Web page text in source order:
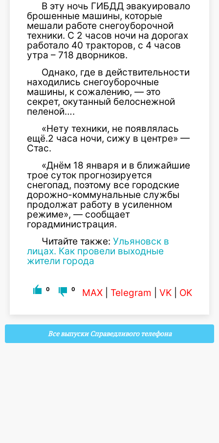
В эту ночь ГИБДД эвакуировало
брошенные машины, которые
мешали работе снегоуборочной
техники. С 2 часов ночи на дорогах
работало 40 тракторов, с 4 часов
утра – 718 дворников.
Однако, где в действительности
находились снегоуборочные
машины, к сожалению, — это
секрет, окутанный белоснежной
пеленой….
«Нету техники, не появлялась
ещё.2 часа ночи, сижу в центре» —
Стас.
«Днём 18 января и в ближайшие
трое суток прогнозируется
снегопад, поэтому все городские
дорожно-коммунальные службы
продолжат работу в усиленном
режиме», — сообщает
горадминистрация.
Читайте также: Ульяновск в
лицах. Как провели выходные
жители города
0 0 MAX Telegram VK OK
Все выпуски Справедливого телефона